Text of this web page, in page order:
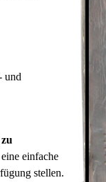
und
einfache
stellen.